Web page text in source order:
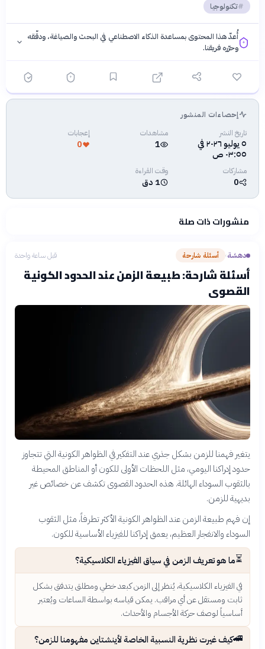
تكنولوجيا
أُعدّ هذا المحتوى بمساعدة الذكاء الاصطناعي في البحث والصياغة، ودقّقه
وحرّره فريقنا.
فلسفتنا المعرفية·سياسة الذكاء الاصطناعيإحصاءات المنشور
تاريخ النشر
٥ يوليو ٢٠٢٦ في
٠٣:٥٥ ص
مشاهدات
1
إعجابات
0
مشاركات
0
وقت القراءة
1 دق
منشورات ذات صلة
دهشة› أسئلة شارحة قبل ساعة واحدة
أسئلة شارحة: طبيعة الزمن عند الحدود الكونية
القصوى
يتغير فهمنا للزمن بشكل جذري عند التفكير في الظواهر الكونية التي تتجاوز
حدود إدراكنا اليومي، مثل اللحظات الأولى للكون أو المناطق المحيطة
بالثقوب السوداء الهائلة. هذه الحدود القصوى تكشف عن خصائص غير
بديهية للزمن.
إن فهم طبيعة الزمن عند الظواهر الكونية الأكثر تطرفاً، مثل الثقوب
السوداء والانفجار العظيم، يعمق إدراكنا للفيزياء الأساسية للكون.
⏳ما هو تعريف الزمن في سياق الفيزياء الكلاسيكية؟
في الفيزياء الكلاسيكية، يُنظر إلى الزمن كبعد خطي ومطلق يتدفق بشكل
ثابت ومستقل عن أي مراقب. يمكن قياسه بواسطة الساعات ويُعتبر
أساسياً لوصف حركة الأجسام والأحداث.
🚄كيف غيرت نظرية النسبية الخاصة لأينشتاين مفهومنا للزمن؟